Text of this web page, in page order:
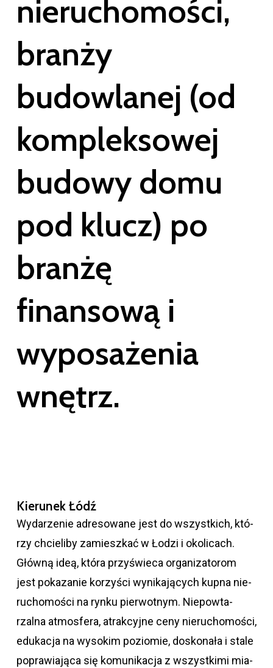
nie­ru­cho­mo­ści,
branży
budow­la­nej (od
kom­plek­so­wej
budowy domu
pod klucz) po
branżę
finan­sową i
wypo­sa­że­nia
wnętrz.
Kierunek Łódź
Wydarzenie adre­so­wane jest do wszyst­kich, któ­
rzy chcie­liby zamiesz­kać w Łodzi i oko­li­cach.
Główną ideą, która przy­świeca orga­ni­za­to­rom
jest poka­za­nie korzy­ści wyni­ka­ją­cych kupna nie­
ru­cho­mo­ści na rynku pier­wot­nym. Nie­po­wta­
rzalna atmos­fera, atrak­cyjne ceny nie­ru­cho­mo­ści,
edu­ka­cja na wyso­kim pozio­mie, dosko­nała i stale
popra­wia­jąca się komu­ni­ka­cja z wszyst­kimi mia­